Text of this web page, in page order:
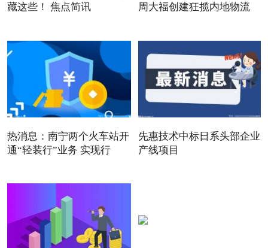
藏这些！ 焦点简讯
周大福创建狂揽内地物流
热消息：南宁两个火车站开
通“轻装行”业务 实现行
先惠技术中标日系头部企业
产线项目